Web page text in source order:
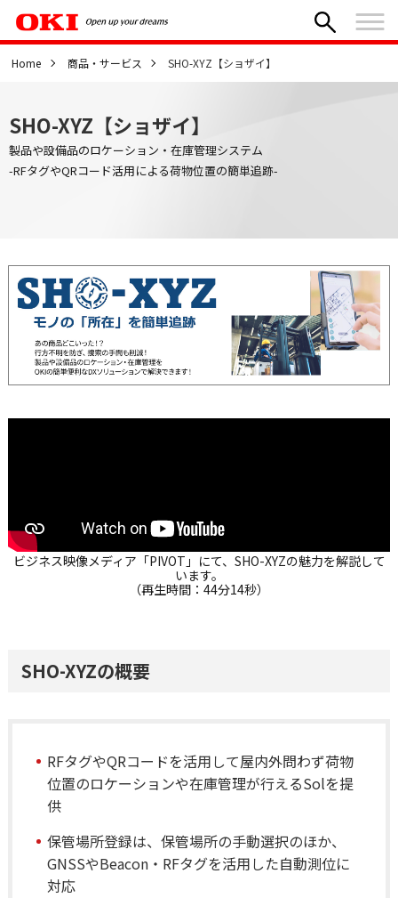
Home 商品・サービス SHO-XYZ【ショザイ】
SHO-XYZ【ショザイ】
製品や設備品のロケーション・在庫管理システム
-RFタグやQRコード活用による荷物位置の簡単追跡-
ビジネス映像メディア「PIVOT」にて、SHO-XYZの魅力を解説して
います。
（再生時間：44分14秒）
SHO-XYZの概要
RFタグやQRコードを活用して屋内外問わず荷物
位置のロケーションや在庫管理が行えるSolを提
供
保管場所登録は、保管場所の手動選択のほか、
GNSSやBeacon・RFタグを活用した自動測位に
対応